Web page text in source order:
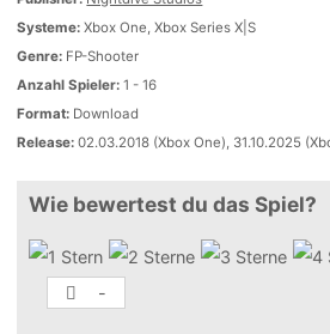
Systeme: Xbox One, Xbox Series X|S
Genre: FP-Shooter
Anzahl Spieler: 1 - 16
Format: Download
Release: 02.03.2018 (Xbox One), 31.10.2025
Wie bewertest du das Spiel?
-